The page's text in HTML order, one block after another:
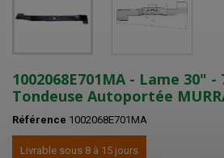
1002068E701MA - Lame 30"
Tondeuse Autoportée
Référence 1002068E701MA
Livrable sous 8 à 15 jours